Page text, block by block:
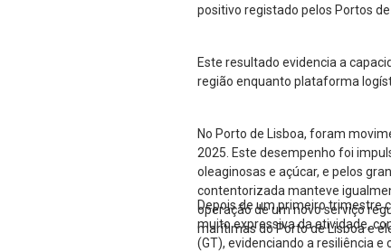
positivo registado pelos Portos
Este resultado evidencia a
região enquanto plataforma
No Porto de Lisboa, foram
2025. Este desempenho foi
oleaginosas e açúcar, e pelos
contentorizada manteve
operação de um novo serviço
marítimas do Porto de Lisboa e
Depois de um primeiro trimestre
muito expressiva da atividade,
(GT), evidenciando a resiliência